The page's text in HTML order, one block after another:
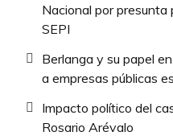
Nacional por
SEPI
Berlanga y su papel
a empresas públicas
Impacto político del
Rosario Arévalo